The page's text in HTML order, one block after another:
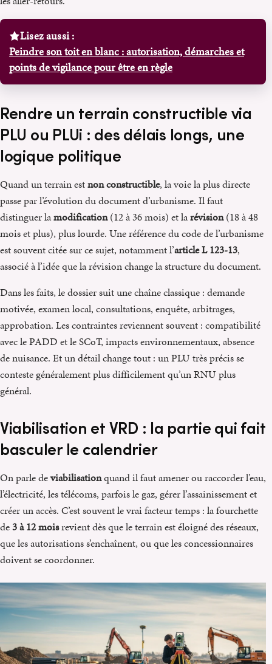
Lisez aussi :
Peindre son toit en blanc : autorisation, démarches et
points de vigilance pour être en règle
Rendre un terrain constructible via
PLU ou PLUi : des délais longs, une
logique politique
Quand un terrain estnon constructible, la voie la plus directe
passe par l’évolution du document d’urbanisme. Il faut
distinguer lamodification(12 à 36 mois) et larévision(18 à 48
mois et plus), plus lourde. Une référence du code de l’urbanisme
est souvent citée sur ce sujet, notamment l’article L 123-13,
associé à l’idée que la révision change la structure du document.
Dans les faits, le dossier suit une chaîne classique : demande
motivée, examen local, consultations, enquête, arbitrages,
approbation. Les contraintes reviennent souvent : compatibilité
avec le PADD et le SCoT, impacts environnementaux, absence
de nuisance. Et un détail change tout : un PLU très précis se
conteste généralement plus difficilement qu’un RNU plus
général.
Viabilisation et VRD : la partie qui fait
basculer le calendrier
On parle deviabilisationquand il faut amener ou raccorder l’eau,
l’électricité, les télécoms, parfois le gaz, gérer l’assainissement et
créer un accès. C’est souvent le vrai facteur temps : la fourchette
de3 à 12 moisrevient dès que le terrain est éloigné des réseaux,
que les autorisations s’enchaînent, ou que les concessionnaires
doivent se coordonner.